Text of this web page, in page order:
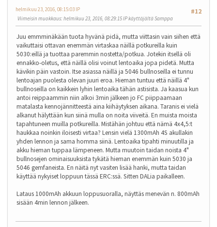
#12
helmikuu 23, 2016, 08:15:03 IP
Viimeisin muokkaus: helmikuu 23, 2016, 08:29:15 IP käyttäjältä Samppa
Juu emmminäkään tuota hyvänä pidä, mutta viittasin vain siihen että
vaikuttaisi ottavan enemmän virtaskaa näillä potkureilla kuin
5030:eillä ja tuottaa paremmin nostetta/potkua. Jotekin itsellä oli
ennakko-oletus, että näillä olisi voinut lentoaika jopa pidetä. Mutta
kävikin päin vastoin. Itse asiassa näillä ja 5046 bullnoseilla ei tunnu
lentoajan puolesta olevan juuri eroa. Hieman tuntuu että näillä 4"
bullnoseilla on kaikkein lyhin lentoaika tähän astisista. Ja kaasua kun
antoi reippaammin niin alkoi 3min jälkeen jo FC piippaamaan
matalasta kennojännitteestä aina kiihäytyksen aikana. Taranis ei vielä
alkanut hälyttään kun siinä mulla on noita viiveitä. En muista moista
tapahtuneen muilla potkureilla. Mistähän johtuu että nämä 4x4,5:t
haukkaa noinkin iloisesti virtaa? Lensin vielä 1300mAh 4S akullakin
yhden lennon ja sama homma siinä. Lentoaika tipahti minuutilla ja
akku hieman tuppaa lämpeneen. Mutta muutoin taidan noista 4"
bullnosejen ominaisuuksista tykätä hieman enemmän kuin 5030 ja
5046 gemfaneista. En näitä nyt vasiten lisää hanki, mutta taidan
käyttää nykyiset loppuun tässä ERC:ssä. Sitten DALia paikalleen.
Lataus 1000mAh akkuun loppusuoralla, näyttäs menevän n. 800mAh
sisään 4min lennon jälkeen.